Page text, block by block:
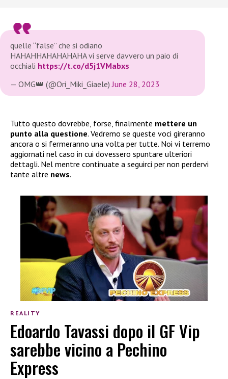
quelle “false” che si odiano
HAHAHHAHAHAHAHA vi serve davvero un paio di
occhiali https://t.co/d5j1VMabxs
— OMG👑 (@Ori_Miki_Giaele)June 28, 2023
Tutto questo dovrebbe, forse, finalmente mettere un
punto alla questione. Vedremo se queste voci gireranno
ancora o si fermeranno una volta per tutte. Noi vi terremo
aggiornati nel caso in cui dovessero spuntare ulteriori
dettagli. Nel mentre continuate a seguirci per non perdervi
tante altre news.
REALITY
Edoardo Tavassi dopo il GF Vip
sarebbe vicino a Pechino
Express